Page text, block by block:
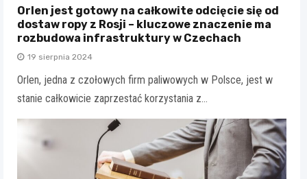
Orlen jest gotowy na całkowite odcięcie się od
dostaw ropy z Rosji – kluczowe znaczenie ma
rozbudowa infrastruktury w Czechach
19 sierpnia 2024
Orlen, jedna z czołowych firm paliwowych w Polsce, jest w
stanie całkowicie zaprzestać korzystania z…